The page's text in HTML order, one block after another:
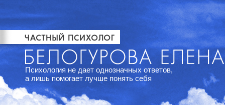
Психология не дает однозначных ответов,
а лишь помогает лучше понять себя